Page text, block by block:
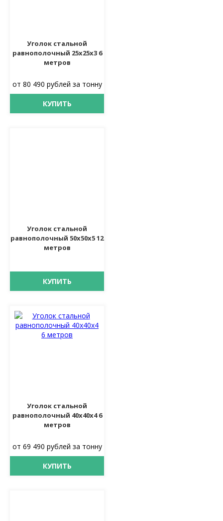
Уголок стальной
равнополочный 25х25х3 6
метров
от 80 490 рублей за тонну
КУПИТЬ
Уголок стальной
равнополочный 50х50х5 12
метров
КУПИТЬ
Уголок стальной
равнополочный 40х40х4 6
метров
от 69 490 рублей за тонну
КУПИТЬ